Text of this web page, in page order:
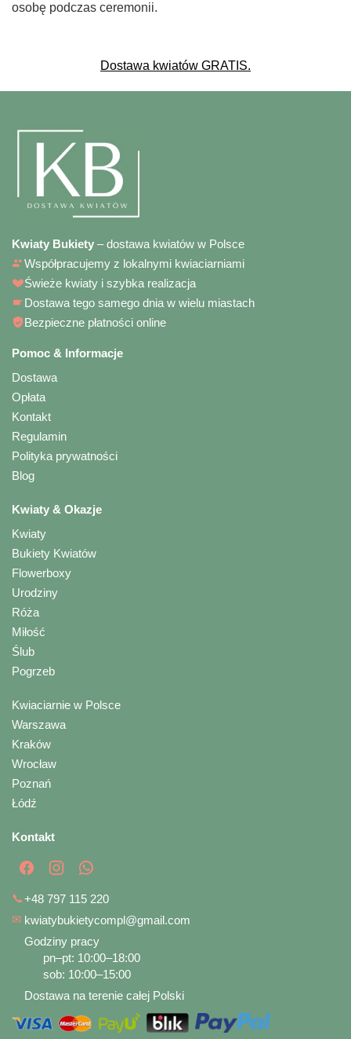
osobę podczas ceremonii.
Dostawa kwiatów GRATIS.
Kwiaty Bukiety – dostawa kwiatów w Polsce
Współpracujemy z lokalnymi kwiaciarniami
Świeże kwiaty i szybka realizacja
Dostawa tego samego dnia w wielu miastach
Bezpieczne płatności online
Pomoc & Informacje
Dostawa
Opłata
Kontakt
Regulamin
Polityka prywatności
Blog
Kwiaty & Okazje
Kwiaty
Bukiety Kwiatów
Flowerboxy
Urodziny
Róża
Miłość
Ślub
Pogrzeb
Kwiaciarnie w Polsce
Warszawa
Kraków
Wrocław
Poznań
Łódź
Kontakt
📞+48 797 115 220
✉ kwiatybukietycompl@gmail.com
Godziny pracy
pn–pt: 10:00–18:00
sob: 10:00–15:00
Dostawa na terenie całej Polski